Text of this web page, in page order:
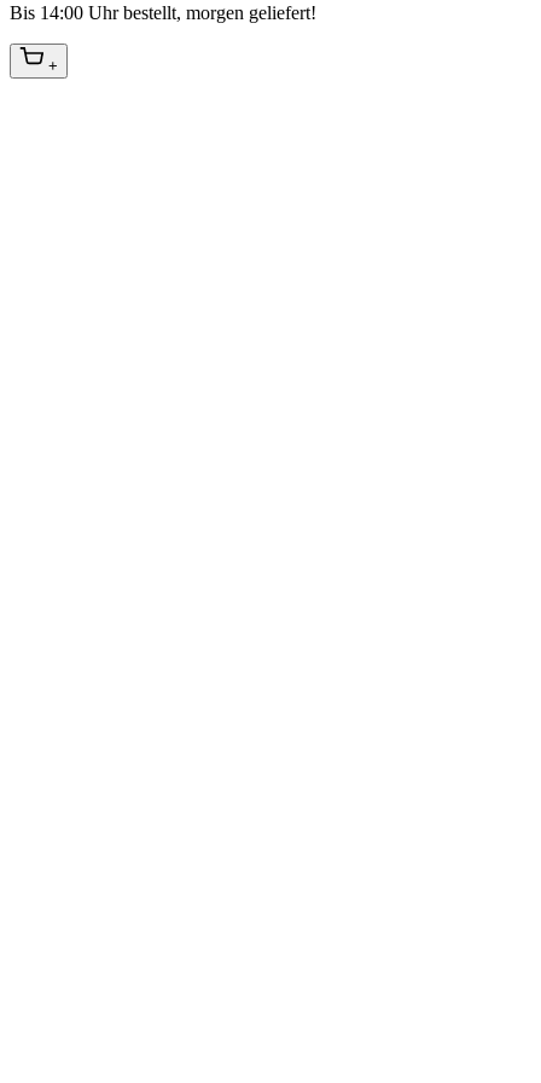
Bis 14:00 Uhr bestellt, morgen geliefert!
+